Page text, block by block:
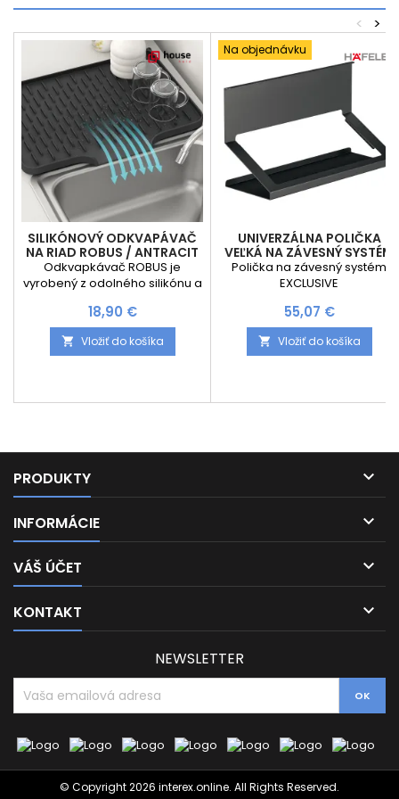
>
<
SILIKÓNOVÝ ODKVAPÁVAČ
NA RIAD ROBUS / ANTRACIT
Odkvapkávač ROBUS je
vyrobený z odolného silikónu a
efektívne a hygienické
odtekanie vody z umytého
riadu. Vďaka špeciálnemu
Cena
18,90 €
 Vložiť do košíka
Na objednávku
UNIVERZÁLNA POLIČKA
VEĽKÁ NA ZÁVESNÝ SYSTÉM
EXCLUSIVE / ČIERNA MATNÁ
Polička na závesný systém
EXCLUSIVE
Cena
55,07 €
 Vložiť do košíka
PRODUKTY 
INFORMÁCIE 
VÁŠ ÚČET 
KONTAKT 
NEWSLETTER
© Copyright 2026 interex.online. All Rights Reserved.